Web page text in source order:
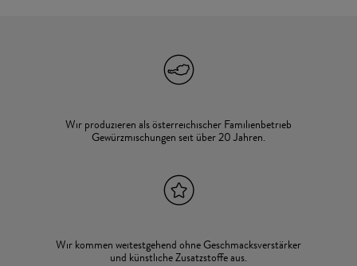
Wir produzieren als österreichischer Familienbetrieb
Gewürzmischungen seit über 20 Jahren.
Wir kommen weitestgehend ohne Geschmacksverstärker
und künstliche Zusatzstoffe aus.